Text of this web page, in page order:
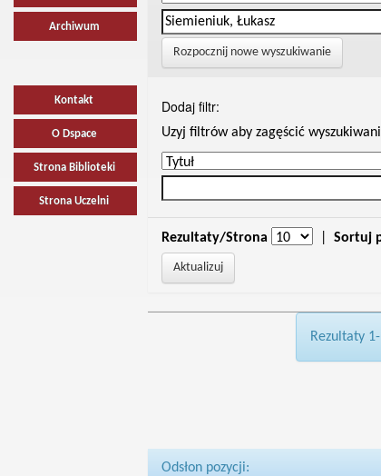
Archiwum
Kontakt
O Dspace
Strona Biblioteki
Strona Uczelni
Rozpocznij nowe wyszukiwanie
Dodaj filtr:
Uzyj filtrów aby zagęścić
Rezultaty/Strona Sortuj
Rezultaty
Odsłon pozycji: